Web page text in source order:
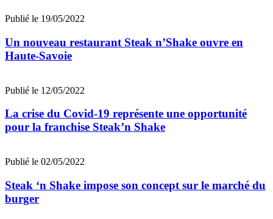
Publié le 19/05/2022
Un nouveau restaurant Steak n’Shake ouvre en
Haute-Savoie
Publié le 12/05/2022
La crise du Covid-19 représente une opportunité
pour la franchise Steak’n Shake
Publié le 02/05/2022
Steak ‘n Shake impose son concept sur le marché du
burger